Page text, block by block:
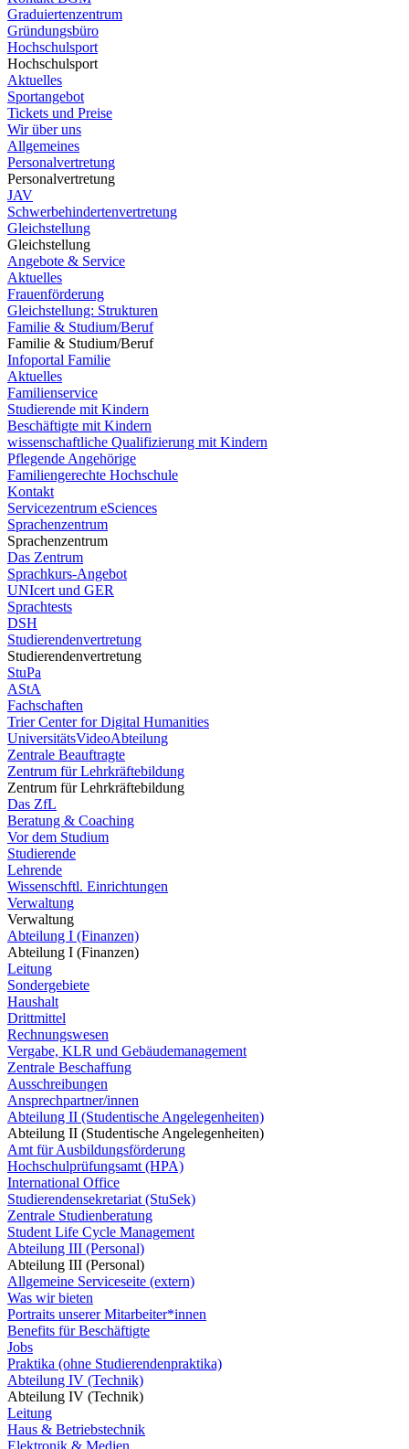
Graduiertenzentrum
Gründungsbüro
Hochschulsport
Hochschulsport
Aktuelles
Sportangebot
Tickets und Preise
Wir über uns
Allgemeines
Personalvertretung
Personalvertretung
JAV
Schwerbehindertenvertretung
Gleichstellung
Gleichstellung
Angebote & Service
Aktuelles
Frauenförderung
Gleichstellung: Strukturen
Familie & Studium/Beruf
Familie & Studium/Beruf
Infoportal Familie
Aktuelles
Familienservice
Studierende mit Kindern
Beschäftigte mit Kindern
wissenschaftliche Qualifizierung mit Kindern
Pflegende Angehörige
Familiengerechte Hochschule
Kontakt
Servicezentrum eSciences
Sprachenzentrum
Sprachenzentrum
Das Zentrum
Sprachkurs-Angebot
UNIcert und GER
Sprachtests
DSH
Studierendenvertretung
Studierendenvertretung
StuPa
AStA
Fachschaften
Trier Center for Digital Humanities
UniversitätsVideoAbteilung
Zentrale Beauftragte
Zentrum für Lehrkräftebildung
Zentrum für Lehrkräftebildung
Das ZfL
Beratung & Coaching
Vor dem Studium
Studierende
Lehrende
Wissenschftl. Einrichtungen
Verwaltung
Verwaltung
Abteilung I (Finanzen)
Abteilung I (Finanzen)
Leitung
Sondergebiete
Haushalt
Drittmittel
Rechnungswesen
Vergabe, KLR und Gebäudemanagement
Zentrale Beschaffung
Ausschreibungen
Ansprechpartner/innen
Abteilung II (Studentische Angelegenheiten)
Abteilung II (Studentische Angelegenheiten)
Amt für Ausbildungsförderung
Hochschulprüfungsamt (HPA)
International Office
Studierendensekretariat (StuSek)
Zentrale Studienberatung
Student Life Cycle Management
Abteilung III (Personal)
Abteilung III (Personal)
Allgemeine Serviceseite (extern)
Was wir bieten
Portraits unserer Mitarbeiter*innen
Benefits für Beschäftigte
Jobs
Praktika (ohne Studierendenpraktika)
Abteilung IV (Technik)
Abteilung IV (Technik)
Leitung
Haus & Betriebstechnik
Elektronik & Medien